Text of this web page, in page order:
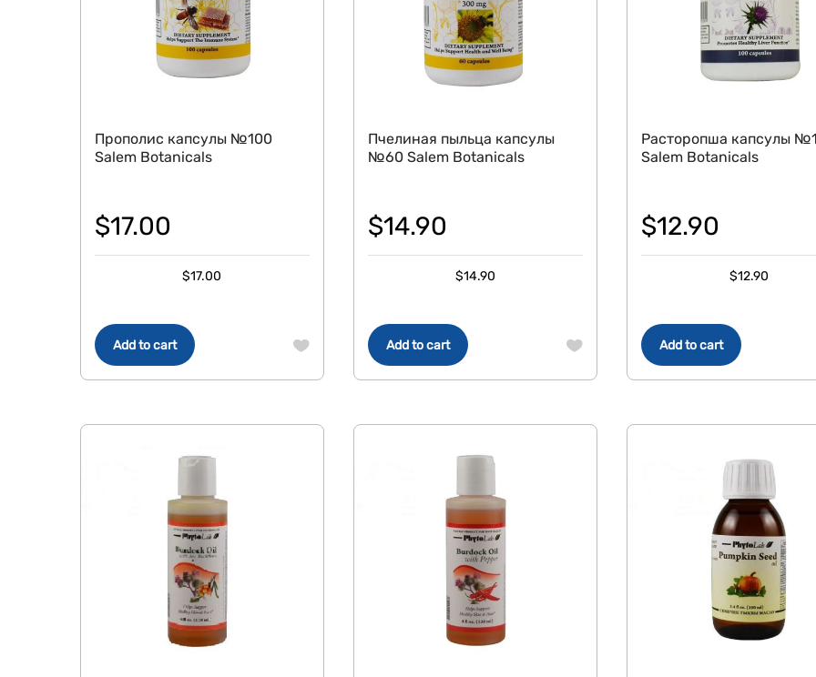
Add to cart
Прополис капсулы №100
Salem Botanicals
$17.00
$17.00
Add to cart
Пчелиная пыльца капсулы
№60 Salem Botanicals
$14.90
$14.90
Add to cart
Расторопша капсулы
Salem Botanicals
$12.90
$12.90